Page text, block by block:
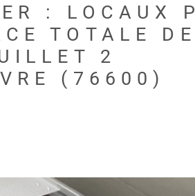
: LOCAUX
TOTALE
2
(76600)